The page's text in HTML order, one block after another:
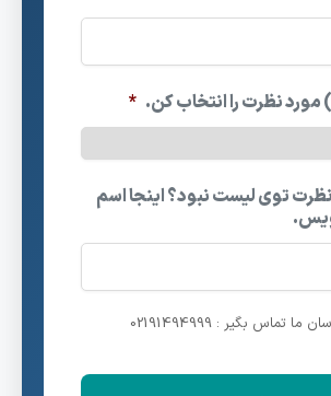
را انتخاب کن. *
لیست نبود؟ اینجا اسم
: 02191494999